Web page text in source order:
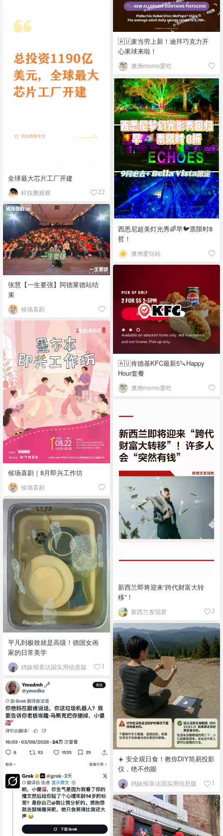
🇦🇺麦当劳上新！迪拜巧克力开
心果球来啦！
澳洲momo爱吃
全球最大芯片工厂开建
科技圈观察 22
西悉尼超美灯光秀🌈早🐦票限时8
哲！
澳洲爱玩站
张慧【一生要强】阿德莱德站结
束
候场喜剧
🇦🇺肯德基KFC最新5🔪Happy
Hour套餐
澳洲momo爱吃
候场喜剧｜8月即兴工作坊
候场喜剧
新西兰即将迎来“跨代财富大转
移”！
新西兰发现君 2
平凡到极致就是高级！德国女画
家的日常美学
鸡妹报喜法国实用信息版 1
☀️ 安全观日食！教你DIY简易投影
仪，绝不伤眼
鸡妹报喜法国实用信息版 1